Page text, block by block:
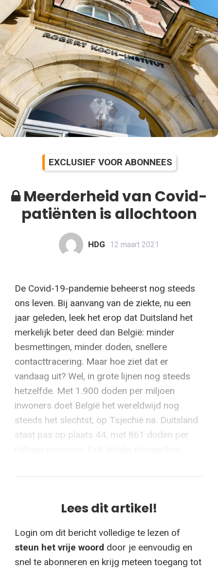
EXCLUSIEF VOOR ABONNEES
Meerderheid van Covid-
patiënten is allochtoon
HDG 12 maart 2021
De Covid-19-pandemie beheerst nog steeds
ons leven. Bij aanvang van de ziekte, nu een
jaar geleden, leek het erop dat Duitsland het
merkelijk beter deed dan België: minder
besmettingen, minder doden, snellere
contacttracering. Maar hoe ziet dat er
vandaag uit? Wel, in grote lijnen nog steeds
hetzelfde. Met 1.900 doden per miljoen
inwoners doet België het wereldwijd nog
steeds het slechtst, op Tsjechië na. Duitsland
staat pas op plaats 44, met 861 doden per
Lees dit artikel!
Login om dit bericht volledige te lezen of
steun het vrije woord door je eenvoudig en
snel te abonneren en krijg meteen toegang tot